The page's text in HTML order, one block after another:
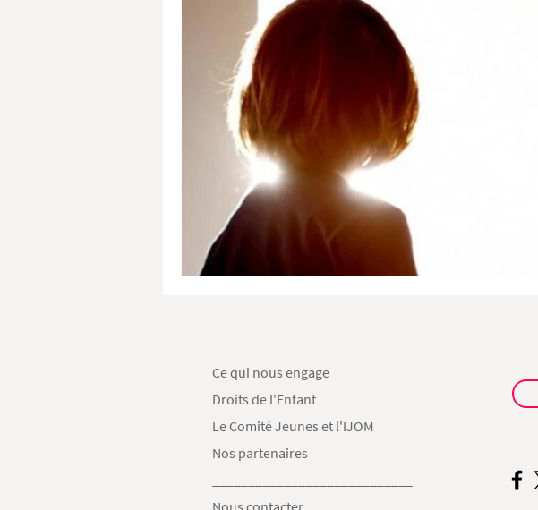
Ce qui nous engage
Droits de l'Enfant
Le Comité Jeunes et l'IJOM
Nos partenaires
Nous contacter